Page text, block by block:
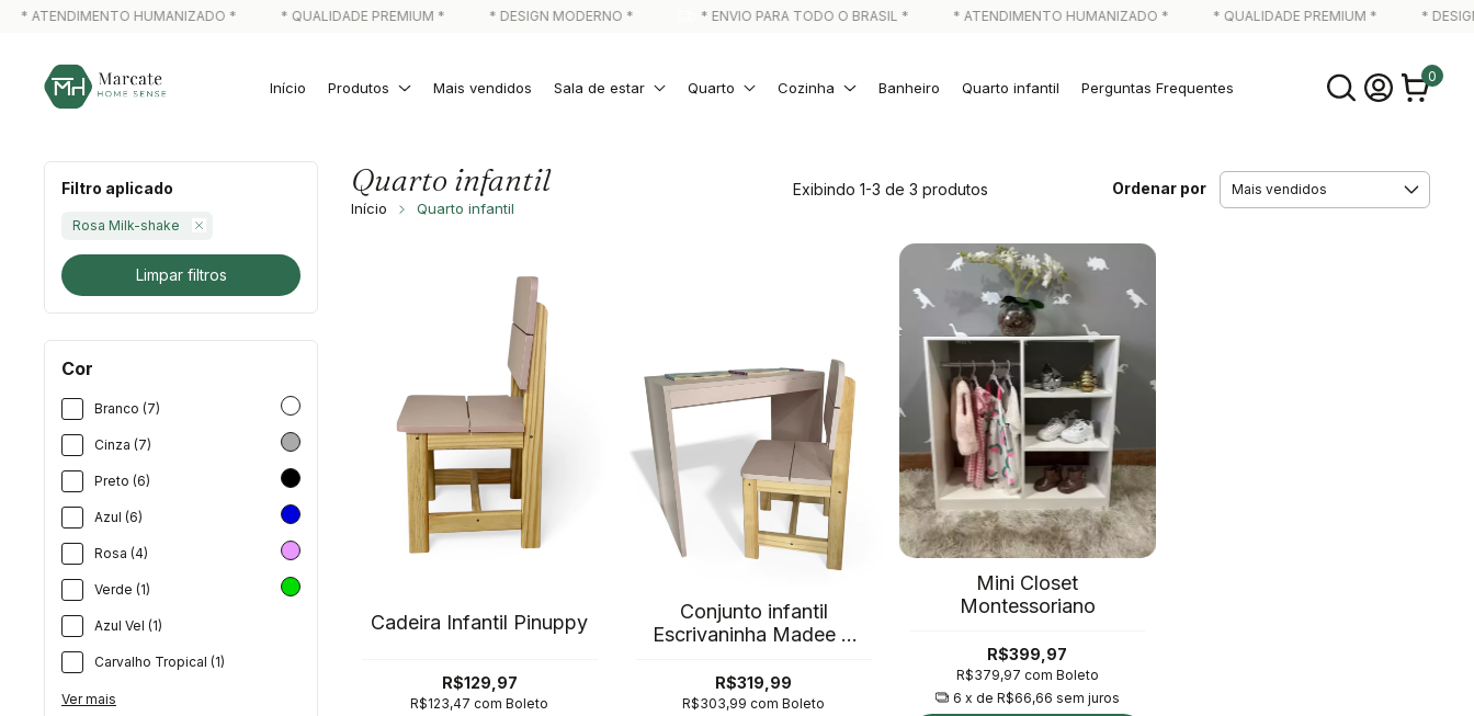
* ATENDIMENTO HUMANIZADO * * QUALIDADE PREMIUM * * DESIGN MODERNO * * ENVIO PARA TODO O BRASIL * * ATENDIMENTO HUMANIZADO * * QUALIDADE PREMIUM * * DESIGN
Início Produtos Mais vendidos Sala de estar Quarto Cozinha Banheiro Quarto infantil Perguntas Frequentes
0
Filtro aplicado
Rosa Milk-shake
Limpar filtros
Cor
Branco (7)
Cinza (7)
Preto (6)
Azul (6)
Rosa (4)
Verde (1)
Azul Vel (1)
Carvalho Tropical (1)
Ver mais
Quarto infantil
Início Quarto infantil
Exibindo 1-3 de 3 produtos Ordenar por
Cadeira Infantil Pinuppy
R$129,97
R$123,47com Boleto
Conjunto infantil
Escrivaninha Madee +
R$319,99
R$303,99com Boleto
Mini Closet
Montessoriano
R$399,97
R$379,97 com Boleto
6 x de R$66,66 sem juros